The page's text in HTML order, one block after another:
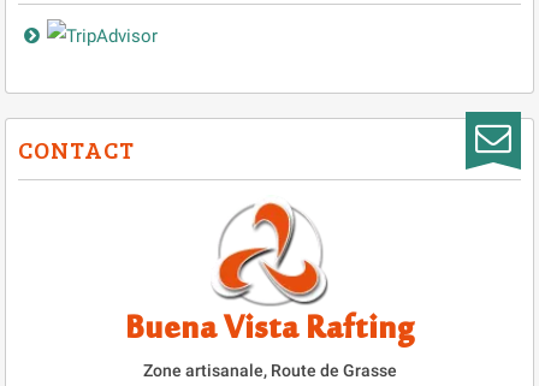
CONTACT
Buena Vista Rafting
Zone artisanale, Route de Grasse